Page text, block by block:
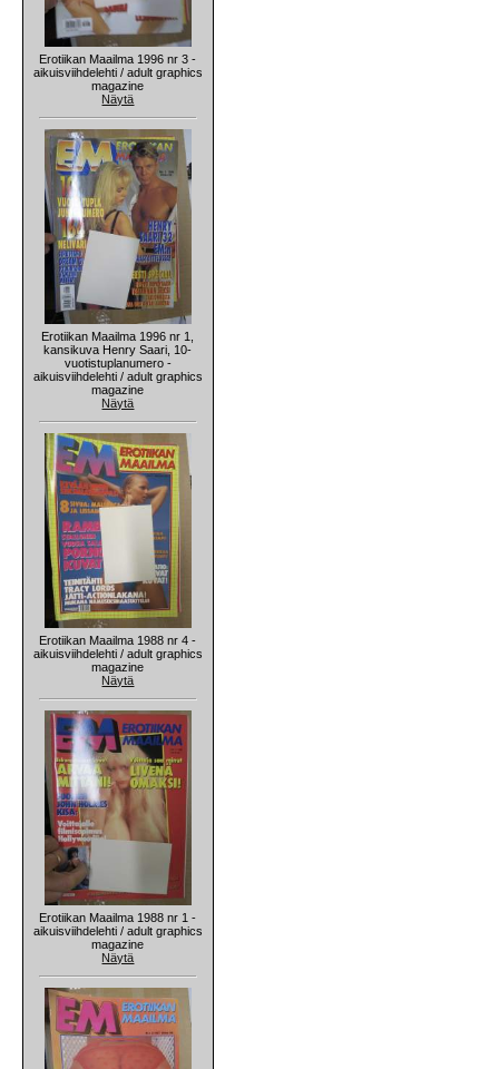
Erotiikan Maailma 1996 nr 3 -
aikuisviihdelehti / adult graphics
magazine
Näytä
Erotiikan Maailma 1996 nr 1,
kansikuva Henry Saari, 10-
vuotistuplanumero -
aikuisviihdelehti / adult graphics
magazine
Näytä
Erotiikan Maailma 1988 nr 4 -
aikuisviihdelehti / adult graphics
magazine
Näytä
Erotiikan Maailma 1988 nr 1 -
aikuisviihdelehti / adult graphics
magazine
Näytä